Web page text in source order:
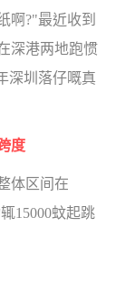
啊?"最近收到
深港两地跑惯
深圳落仔嘅真
度
体区间在
15000蚊起跳